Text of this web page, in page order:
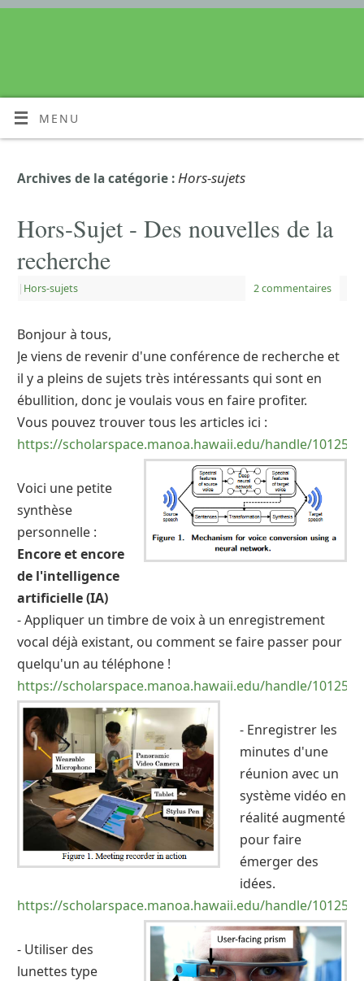
MENU
Archives de la catégorie :Hors-sujets
Hors-Sujet - Des nouvelles de la
recherche
| Hors-sujets 2 commentaires
Bonjour à tous,
Je viens de revenir d'une conférence de recherche et
il y a pleins de sujets très intéressants qui sont en
ébullition, donc je voulais vous en faire profiter.
Vous pouvez trouver tous les articles ici :
https://scholarspace.manoa.hawaii.edu/handle/10125/
Voici une petite
synthèse
personnelle :
Encore et encore
de l'intelligence
artificielle (IA)
- Appliquer un timbre de voix à un enregistrement
vocal déjà existant, ou comment se faire passer pour
quelqu'un au téléphone !
https://scholarspace.manoa.hawaii.edu/handle/10125/
- Enregistrer les
minutes d'une
réunion avec un
système vidéo en
réalité augmenté
pour faire
émerger des
idées.
https://scholarspace.manoa.hawaii.edu/handle/10125/
- Utiliser des
lunettes type